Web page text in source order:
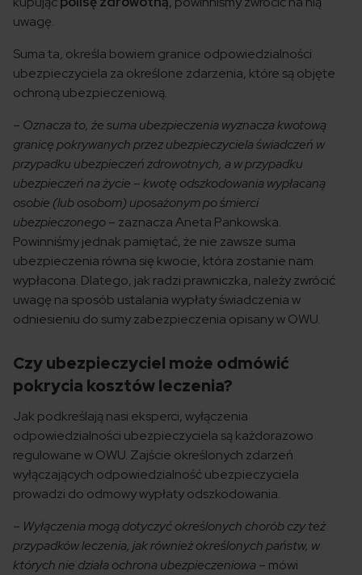
uwagę.
Suma ta, określa bowiem granice odpowiedzialności
ubezpieczyciela za określone zdarzenia, które są objęte
ochroną ubezpieczeniową.
– Oznacza to, że suma ubezpieczenia wyznacza kwotową
granicę pokrywanych przez ubezpieczyciela świadczeń w
przypadku ubezpieczeń zdrowotnych, a w przypadku
ubezpieczeń na życie – kwotę odszkodowania wypłacaną
osobie (lub osobom) uposażonym po śmierci
ubezpieczonego– zaznacza Aneta Pankowska.
Powinniśmy jednak pamiętać, że nie zawsze suma
ubezpieczenia równa się kwocie, która zostanie nam
wypłacona. Dlatego, jak radzi prawniczka, należy zwrócić
uwagę na sposób ustalania wypłaty świadczenia w
odniesieniu do sumy zabezpieczenia opisany w OWU.
Czy ubezpieczyciel może odmówić
pokrycia kosztów leczenia?
Jak podkreślają nasi eksperci, wyłączenia
odpowiedzialności ubezpieczyciela są każdorazowo
regulowane w OWU. Zajście określonych zdarzeń
wyłączających odpowiedzialność ubezpieczyciela
prowadzi do odmowy wypłaty odszkodowania.
– Wyłączenia mogą dotyczyć określonych chorób czy też
przypadków leczenia, jak również określonych państw, w
których nie działa ochrona ubezpieczeniowa– mówi